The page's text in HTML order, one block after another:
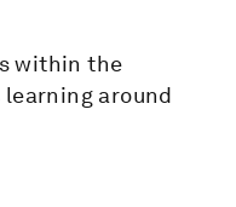
within the
learning around